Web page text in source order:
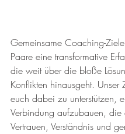
Gemeinsame Coaching-
Paare eine transformative
die weit über die bloße
Konflikten hinausgeht. Unser
euch dabei zu unterstützen,
Verbindung aufzubauen, die
Vertrauen, Verständnis und